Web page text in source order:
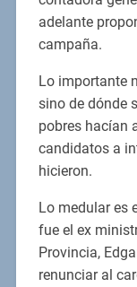
adelante
campaña.
Lo importante
sino de dónde
pobres hacían
candidatos a
hicieron.
Lo medular es
fue el ex
Provincia,
renunciar al